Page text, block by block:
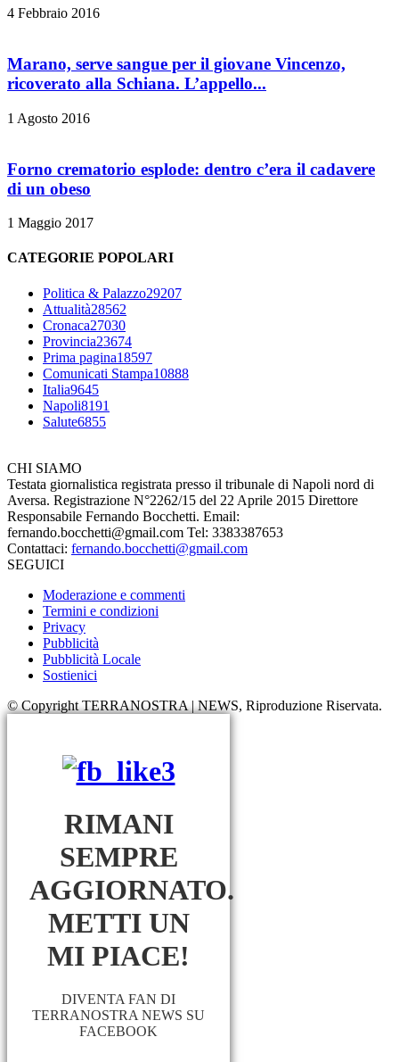
4 Febbraio 2016
Marano, serve sangue per il giovane Vincenzo,
ricoverato alla Schiana. L’appello...
1 Agosto 2016
Forno crematorio esplode: dentro c’era il cadavere
di un obeso
1 Maggio 2017
CATEGORIE POPOLARI
Politica & Palazzo29207
Attualità28562
Cronaca27030
Provincia23674
Prima pagina18597
Comunicati Stampa10888
Italia9645
Napoli8191
Salute6855
CHI SIAMO
Testata giornalistica registrata presso il tribunale di Napoli nord di
Aversa. Registrazione N°2262/15 del 22 Aprile 2015 Direttore
Responsabile Fernando Bocchetti. Email:
fernando.bocchetti@gmail.com Tel: 3383387653
Contattaci: fernando.bocchetti@gmail.com
SEGUICI
Moderazione e commenti
Termini e condizioni
Privacy
Pubblicità
Pubblicità Locale
Sostienici
© Copyright TERRANOSTRA | NEWS, Riproduzione Riservata.
RIMANI
SEMPRE
AGGIORNATO.
METTI UN
MI PIACE!
DIVENTA FAN DI
TERRANOSTRA NEWS SU
FACEBOOK